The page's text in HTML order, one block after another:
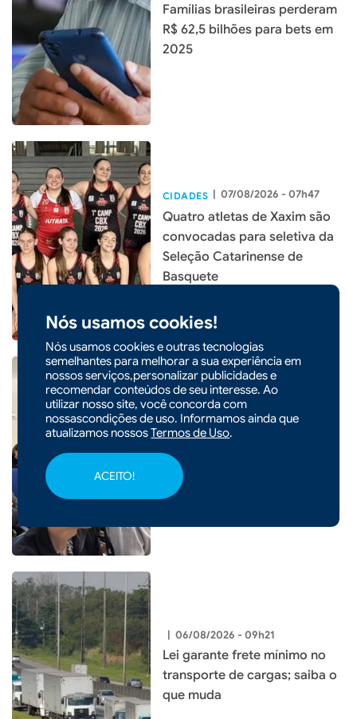
Nós usamos cookies!
Nós usamos cookies e outras tecnologias
semelhantes para melhorar a sua experiência em
nossos serviços,personalizar publicidades e
recomendar conteúdos de seu interesse. Ao
utilizar nosso site, você concorda com
nossascondições de uso. Informamos ainda que
atualizamos nossosTermos de Uso.
ACEITO!
Famílias brasileiras perderam
R$ 62,5 bilhões para bets em
2025
CIDADES | 07/08/2026 - 07h47
Quatro atletas de Xaxim são
convocadas para seletiva da
Seleção Catarinense de
Basquete
| 06/08/2026 - 09h22
Seminário em Xaxim debate
inovação e rentabilidade com
sistemas produtivos
integrados
| 06/08/2026 - 09h21
Lei garante frete mínimo no
transporte de cargas; saiba o
que muda